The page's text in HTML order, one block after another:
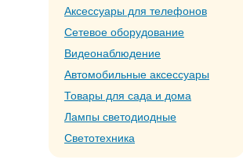
Аксессуары для телефонов
Сетевое оборудование
Видеонаблюдение
Автомобильные аксессуары
Товары для сада и дома
Лампы светодиодные
Светотехника